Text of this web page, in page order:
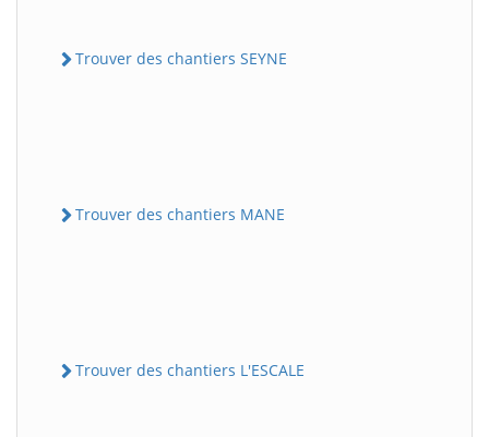
Trouver des chantiers SEYNE
Trouver des chantiers MANE
Trouver des chantiers L'ESCALE